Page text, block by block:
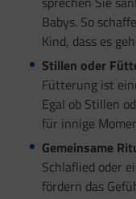
Babys. So
Kind, dass es
Stillen oder
Fütterung ist
Egal ob Stillen
für innige
Gemeinsame
Schlaflied oder
fördern das